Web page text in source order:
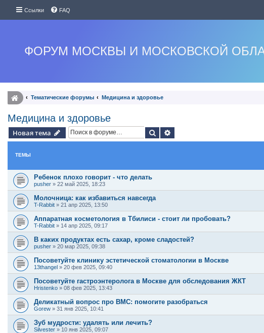
Ссылки FAQ
ФОРУМ МОСКВЫ И МОСКОВСКОЙ
Тематические форумы Медицина и здоровье
Медицина и здоровье
Новая тема Поиск
ТЕМЫ
Ребенок плохо говорит - что делать
pusher » 22 май 2025, 18:23
Молочница: как избавиться навсегда
T-Rabbit » 21 апр 2025, 13:50
Аппаратная косметология в Тбилиси - стоит ли пробовать?
T-Rabbit » 14 апр 2025, 09:17
В каких продуктах есть сахар, кроме сладостей?
pusher » 20 мар 2025, 09:38
Посоветуйте клинику эстетической стоматологии в Москве
13thangel » 20 фев 2025, 09:40
Посоветуйте гастроэнтеролога в Москве для обследования ЖКТ
Hristenko » 08 фев 2025, 13:43
Деликатный вопрос про ВМС: помогите разобраться
Gorew » 31 янв 2025, 10:41
Зуб мудрости: удалять или лечить?
Silvester » 10 янв 2025, 09:07